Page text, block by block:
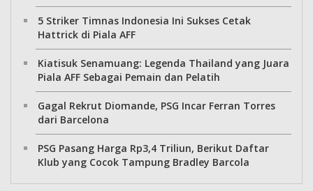
5 Striker Timnas Indonesia Ini Sukses Cetak
Hattrick di Piala AFF
Kiatisuk Senamuang: Legenda Thailand yang Juara
Piala AFF Sebagai Pemain dan Pelatih
Gagal Rekrut Diomande, PSG Incar Ferran Torres
dari Barcelona
PSG Pasang Harga Rp3,4 Triliun, Berikut Daftar
Klub yang Cocok Tampung Bradley Barcola